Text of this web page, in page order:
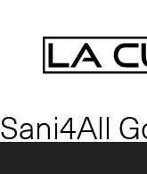
Sani4All